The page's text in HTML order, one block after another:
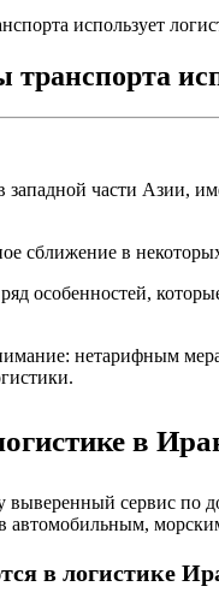
использует
западной части Азии,
сближение в
особенностей,
нетарифным
в
сервис по
автомобильным,
в логистике